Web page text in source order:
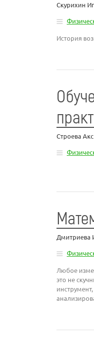
Скурихин
История
Строева
Дмитриева
Любое
это не